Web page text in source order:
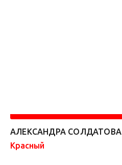
АЛЕКСАНДРА СОЛДАТОВА
Красный